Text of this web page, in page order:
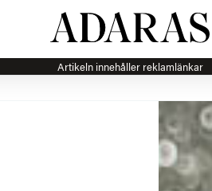
Artikeln innehåller reklamlänkar